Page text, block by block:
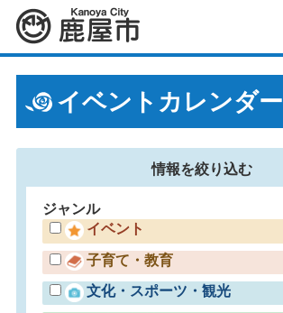
鹿屋市
イベントカレンダー
情報を絞り込む
ジャンル
イベント
子育て・教育
文化・スポーツ・観光